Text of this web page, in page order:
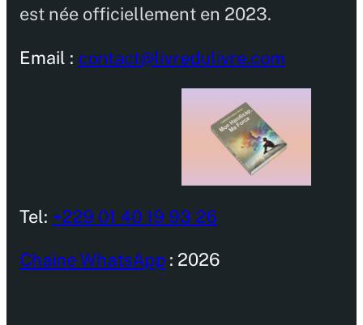
est née officiellement en 2023.
Email : contact@livredulivre.com
Tel: +229 01 40 19 93 26
Chaine WhatsApp : 2026